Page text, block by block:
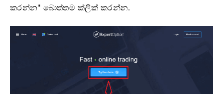
කරන්න" බොත්තම ක්ලික් කරන්න.